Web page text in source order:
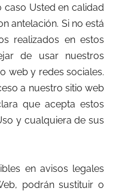
Usted en calidad
antelación. Si no está
realizados en estos
de usar nuestros
web y redes sociales.
a nuestro sitio web
que acepta estos
y cualquiera de sus
en avisos legales
podrán sustituir o